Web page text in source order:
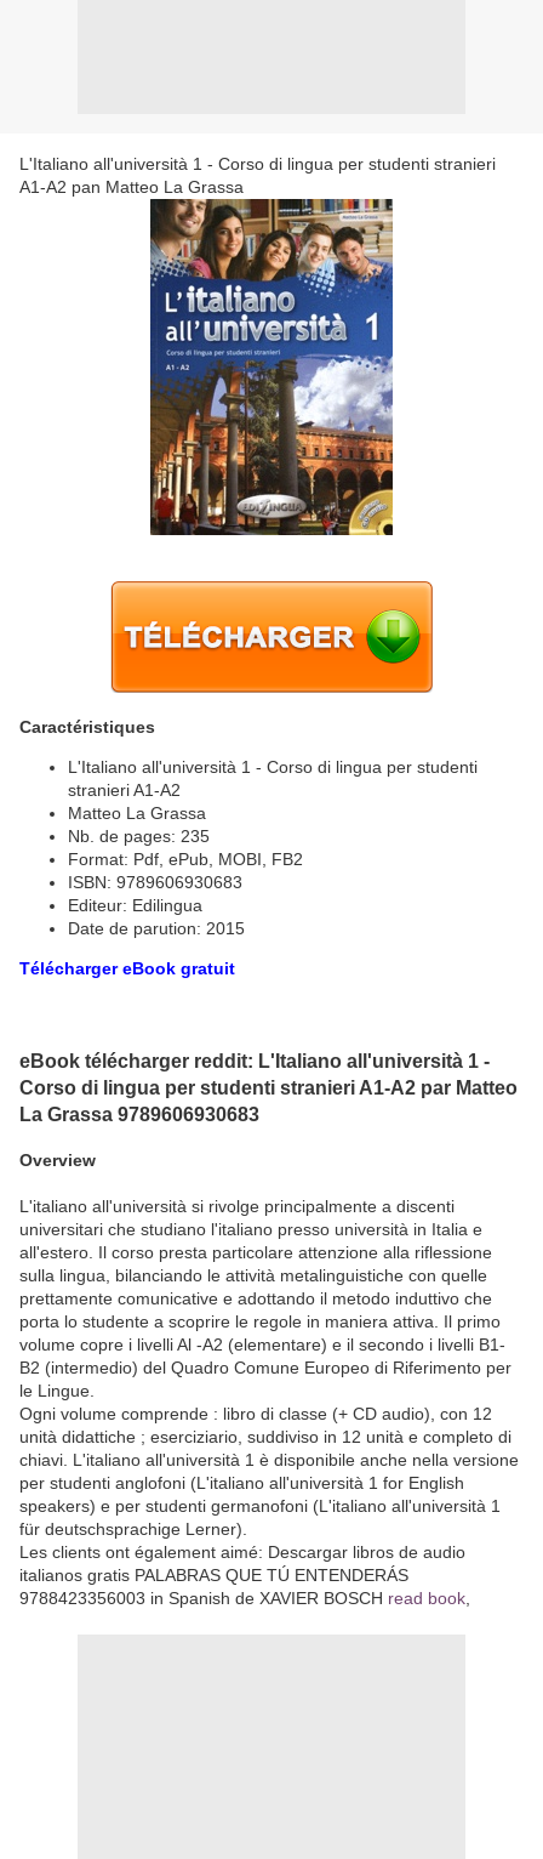
L'Italiano all'università 1 - Corso di lingua per studenti stranieri
A1-A2 pan Matteo La Grassa
Caractéristiques
L'Italiano all'università 1 - Corso di lingua per studenti
stranieri A1-A2
Matteo La Grassa
Nb. de pages: 235
Format: Pdf, ePub, MOBI, FB2
ISBN: 9789606930683
Editeur: Edilingua
Date de parution: 2015
Télécharger eBook gratuit
eBook télécharger reddit: L'Italiano all'università 1 -
Corso di lingua per studenti stranieri A1-A2 par Matteo
La Grassa 9789606930683
Overview
L'italiano all'università si rivolge principalmente a discenti
universitari che studiano l'italiano presso università in Italia e
all'estero. Il corso presta particolare attenzione alla riflessione
sulla lingua, bilanciando le attività metalinguistiche con quelle
prettamente comunicative e adottando il metodo induttivo che
porta lo studente a scoprire le regole in maniera attiva. Il primo
volume copre i livelli Al -A2 (elementare) e il secondo i livelli B1-
B2 (intermedio) del Quadro Comune Europeo di Riferimento per
le Lingue.
Ogni volume comprende : libro di classe (+ CD audio), con 12
unità didattiche ; eserciziario, suddiviso in 12 unità e completo di
chiavi. L'italiano all'università 1 è disponibile anche nella versione
per studenti anglofoni (L'italiano all'università 1 for English
speakers) e per studenti germanofoni (L'italiano all'università 1
für deutschsprachige Lerner).
Les clients ont également aimé: Descargar libros de audio
italianos gratis PALABRAS QUE TÚ ENTENDERÁS
9788423356003 in Spanish de XAVIER BOSCH read book